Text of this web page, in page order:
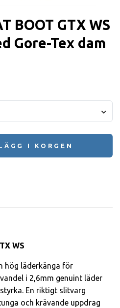
BOOT GTX WS
Gore-Tex dam
I KORGEN
WS
hög läderkänga för
i 2,6mm genuint läder
En riktigt slitvarg
och krävande uppdrag